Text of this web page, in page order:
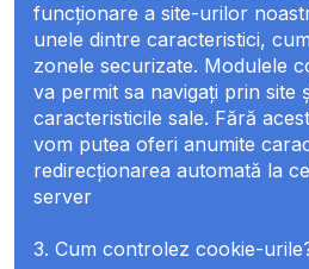
funcționare a site-urilor
unele dintre caracteristici,
zonele securizate. Modulele
va permit sa navigați prin site
caracteristicile sale. Fără
vom putea oferi anumite
redirecționarea automată la
server
3. Cum controlez cookie-